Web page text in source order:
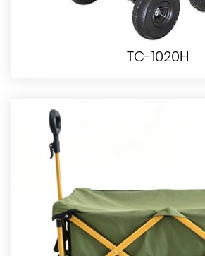
TC-1020H